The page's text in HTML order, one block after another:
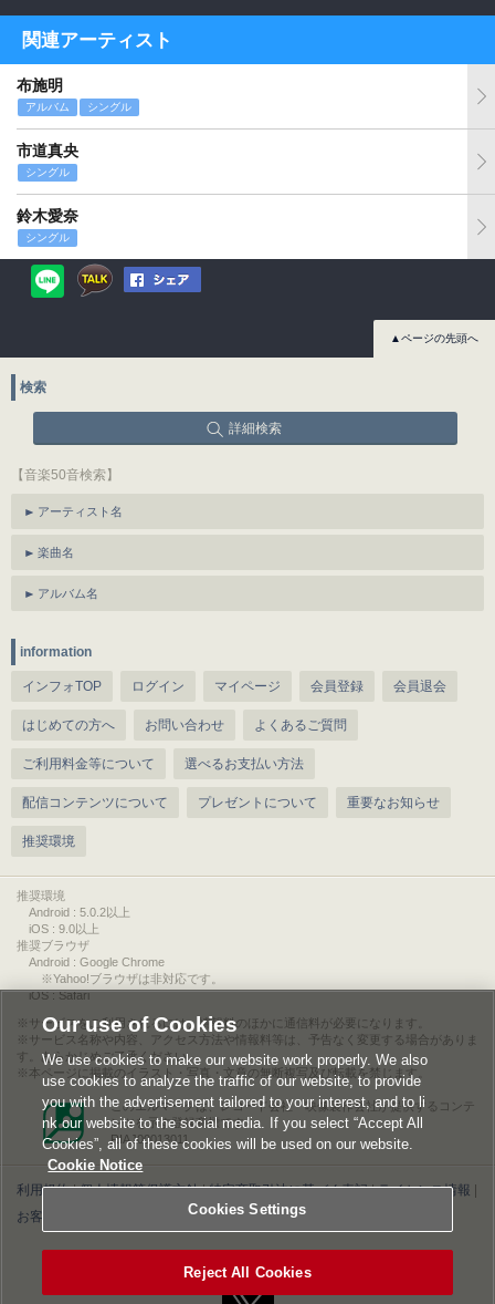
関連アーティスト
布施明
アルバム シングル
市道真央
シングル
鈴木愛奈
シングル
▲ページの先頭へ
検索
詳細検索
【音楽50音検索】
アーティスト名
楽曲名
アルバム名
information
インフォTOP ログイン マイページ 会員登録 会員退会
はじめての方へ お問い合わせ よくあるご質問
ご利用料金等について 選べるお支払い方法
配信コンテンツについて プレゼントについて 重要なお知らせ
推奨環境
推奨環境
Android : 5.0.2以上
iOS : 9.0以上
推奨ブラウザ
Android : Google Chrome
※Yahoo!ブラウザは非対応です。
iOS : Safari
サービスをご利用されるには、情報料のほかに通信料が必要になります。
サービス名称や内容、アクセス方法や情報料等は、予告なく変更する場合がありま
す。あらかじめご了承ください。
本ページに掲載のイラスト・写真・文章の無断複写及び転載を禁じます。
このエルマークは、レコード会社・映像製作会社が提供するコンテ
ンツを示す登録商標です。
RIAJ00013011
利用規約|個人情報等保護方針|特定商取引法に基づく表記|ライセンス情報
お客様情報の外部送信について|Cookies Settings
Our use of Cookies
We use cookies to make our website work properly. We also
use cookies to analyze the traffic of our website, to provide
you with the advertisement tailored to your interest, and to li
nk our website to the social media. If you select “Accept All
Cookies”, all of these cookies will be used on our website.
Cookie Notice
Cookies Settings
Reject All Cookies